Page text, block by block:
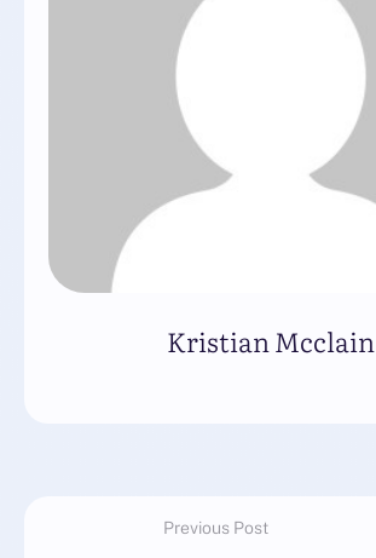
Kristian Mcclain
Previous Post